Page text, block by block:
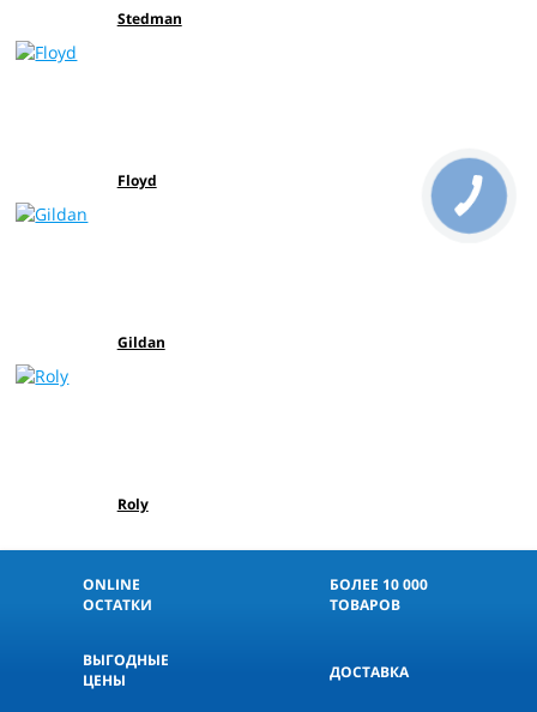
Stedman
Floyd
Gildan
Roly
ONLINE
ОСТАТКИ
БОЛЕЕ 10 000
ТОВАРОВ
ВЫГОДНЫЕ
ЦЕНЫ
ДОСТАВКА